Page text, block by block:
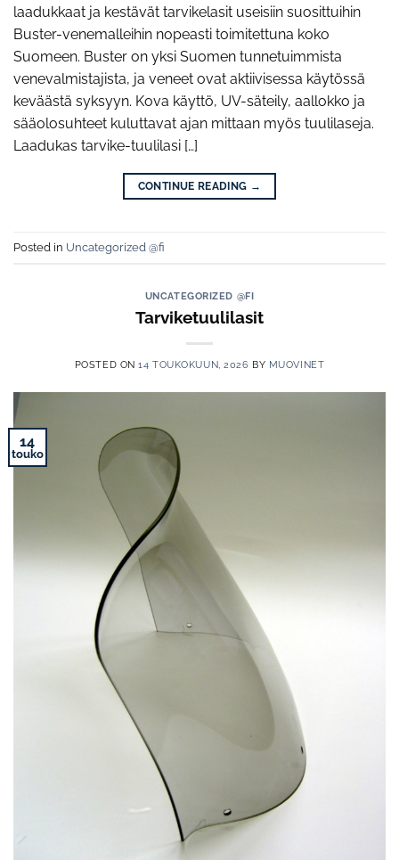
laadukkaat ja kestävät tarvikelasit useisiin suosittuihin
Buster-venemalleihin nopeasti toimitettuna koko
Suomeen. Buster on yksi Suomen tunnetuimmista
venevalmistajista, ja veneet ovat aktiivisessa käytössä
keväästä syksyyn. Kova käyttö, UV-säteily, aallokko ja
sääolosuhteet kuluttavat ajan mittaan myös tuulilaseja.
Laadukas tarvike-tuulilasi […]
CONTINUE READING →
Posted in Uncategorized @fi
UNCATEGORIZED @FI
Tarviketuulilasit
POSTED ON14 TOUKOKUUN, 2026 BY MUOVINET
14
touko